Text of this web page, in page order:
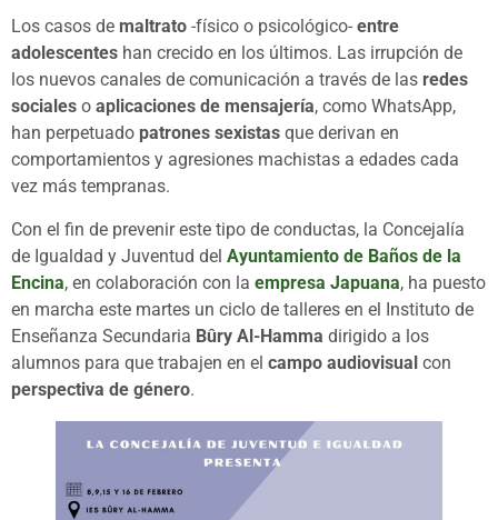
Los casos de maltrato -físico o psicológico- entre
adolescentes han crecido en los últimos. Las irrupción de
los nuevos canales de comunicación a través de las redes
sociales o aplicaciones de mensajería, como WhatsApp,
han perpetuado patrones sexistas que derivan en
comportamientos y agresiones machistas a edades cada
vez más tempranas.
Con el fin de prevenir este tipo de conductas, la Concejalía
de Igualdad y Juventud del Ayuntamiento de Baños de la
Encina, en colaboración con la empresa Japuana, ha puesto
en marcha este martes un ciclo de talleres en el Instituto de
Enseñanza Secundaria Bûry Al-Hamma dirigido a los
alumnos para que trabajen en el campo audiovisual con
perspectiva de género.